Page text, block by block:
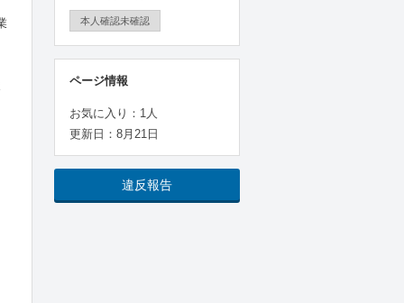
本人確認未確認
ページ情報
お気に入り：1人
更新日：8月21日
違反報告